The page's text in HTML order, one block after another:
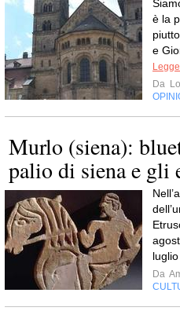
è la
e
Da
Murlo (siena):
palio di siena e gli
luglio
Da